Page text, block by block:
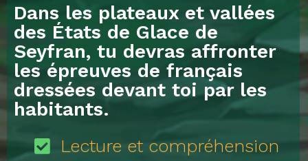
Dans les plateaux et vallées
des États de Glace de
Seyfran, tu devras affronter
les épreuves de français
dressées devant toi par les
habitants.
Lecture et compréhension